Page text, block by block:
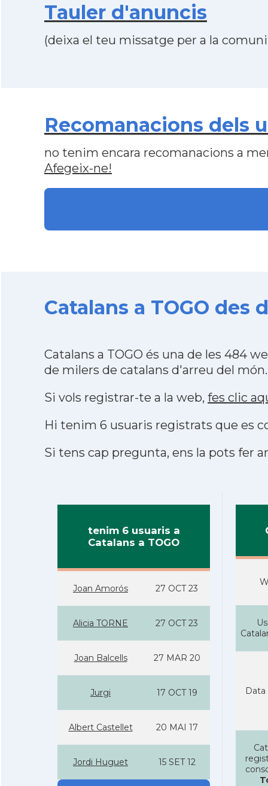
Tauler d'anuncis
(deixa el teu missatge per a la
Recomanacions dels
no tenim encara recomanacions a
Afegeix-ne!
Catalans a TOGO des
Catalans a TOGO és una de les 484
de milers de catalans d'arreu del món.
Si vols registrar-te a la web, fes clic
Hi tenim 6 usuaris registrats que es
Si tens cap pregunta, ens la pots fer
tenim 6 usuaris a
Catalans a TOGO
Joan Amorós 27 OCT 23
Alicia TORNE 27 OCT 23
Joan Balcells 27 MAR 20
Jurgi 17 OCT 19
Albert Castellet 20 MAI 17
Jordi Huguet 15 SET 12
Data